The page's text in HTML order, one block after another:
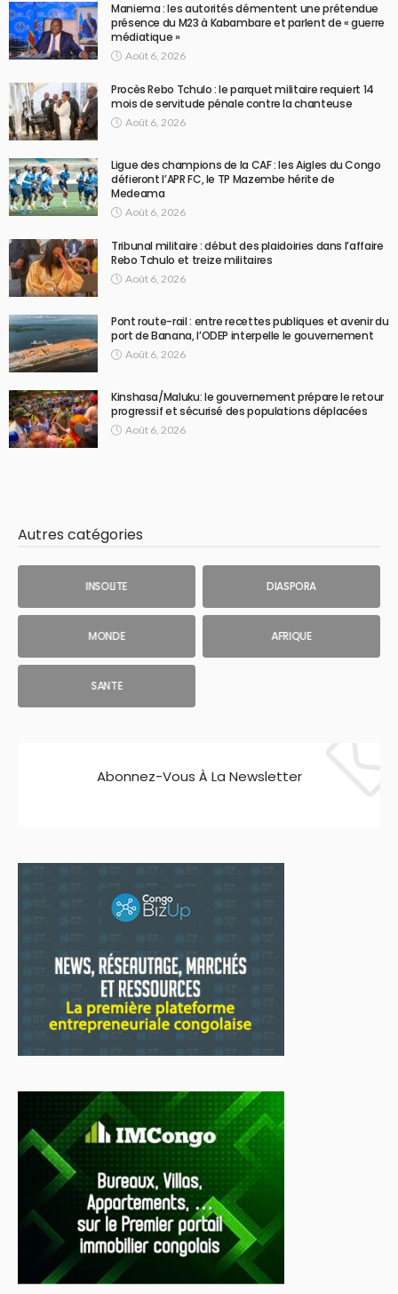
Maniema : les autorités démentent une prétendue
présence du M23 à Kabambare et parlent de « guerre
médiatique »
Août 6, 2026
Procès Rebo Tchulo : le parquet militaire requiert 14
mois de servitude pénale contre la chanteuse
Août 6, 2026
Ligue des champions de la CAF : les Aigles du Congo
défieront l’APR FC, le TP Mazembe hérite de
Medeama
Août 6, 2026
Tribunal militaire : début des plaidoiries dans l’affaire
Rebo Tchulo et treize militaires
Août 6, 2026
Pont route-rail : entre recettes publiques et avenir du
port de Banana, l’ODEP interpelle le gouvernement
Août 6, 2026
Kinshasa/Maluku: le gouvernement prépare le retour
progressif et sécurisé des populations déplacées
Août 6, 2026
Autres catégories
INSOLITE DIASPORA
MONDE AFRIQUE
SANTE
Abonnez-Vous À La Newsletter